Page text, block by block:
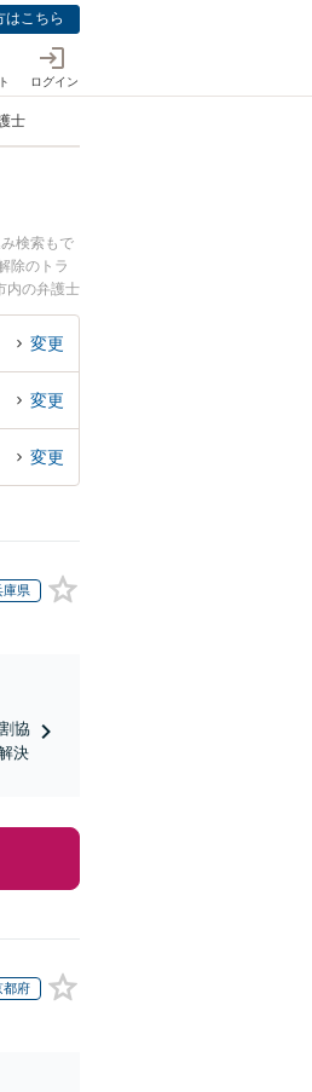
はこちら
ログイン
士
検索もで
除のトラ
内の弁護士
変更
変更
変更
庫県
協
決
都府